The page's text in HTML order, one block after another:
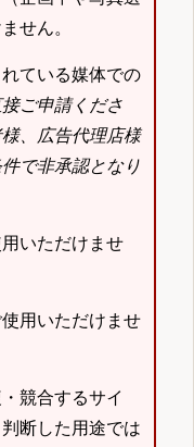
せん。
ている媒体での
ご申請くださ
、広告代理店様
で非承認となり
いただけませ
用いただけませ
競合するサイ
断した用途では